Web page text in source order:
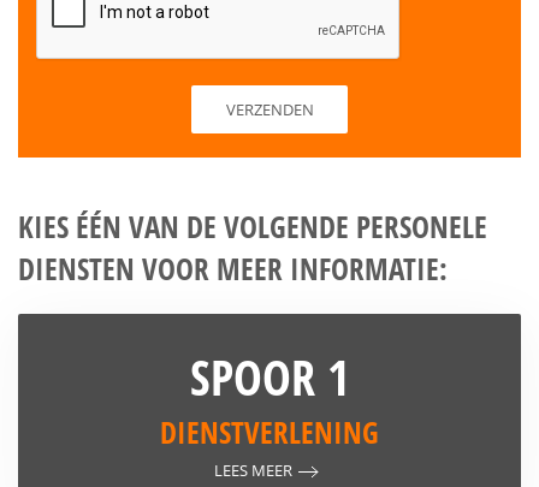
KIES ÉÉN VAN DE VOLGENDE PERSONELE
DIENSTEN VOOR MEER INFORMATIE:
SPOOR 1
DIENSTVERLENING
LEES MEER